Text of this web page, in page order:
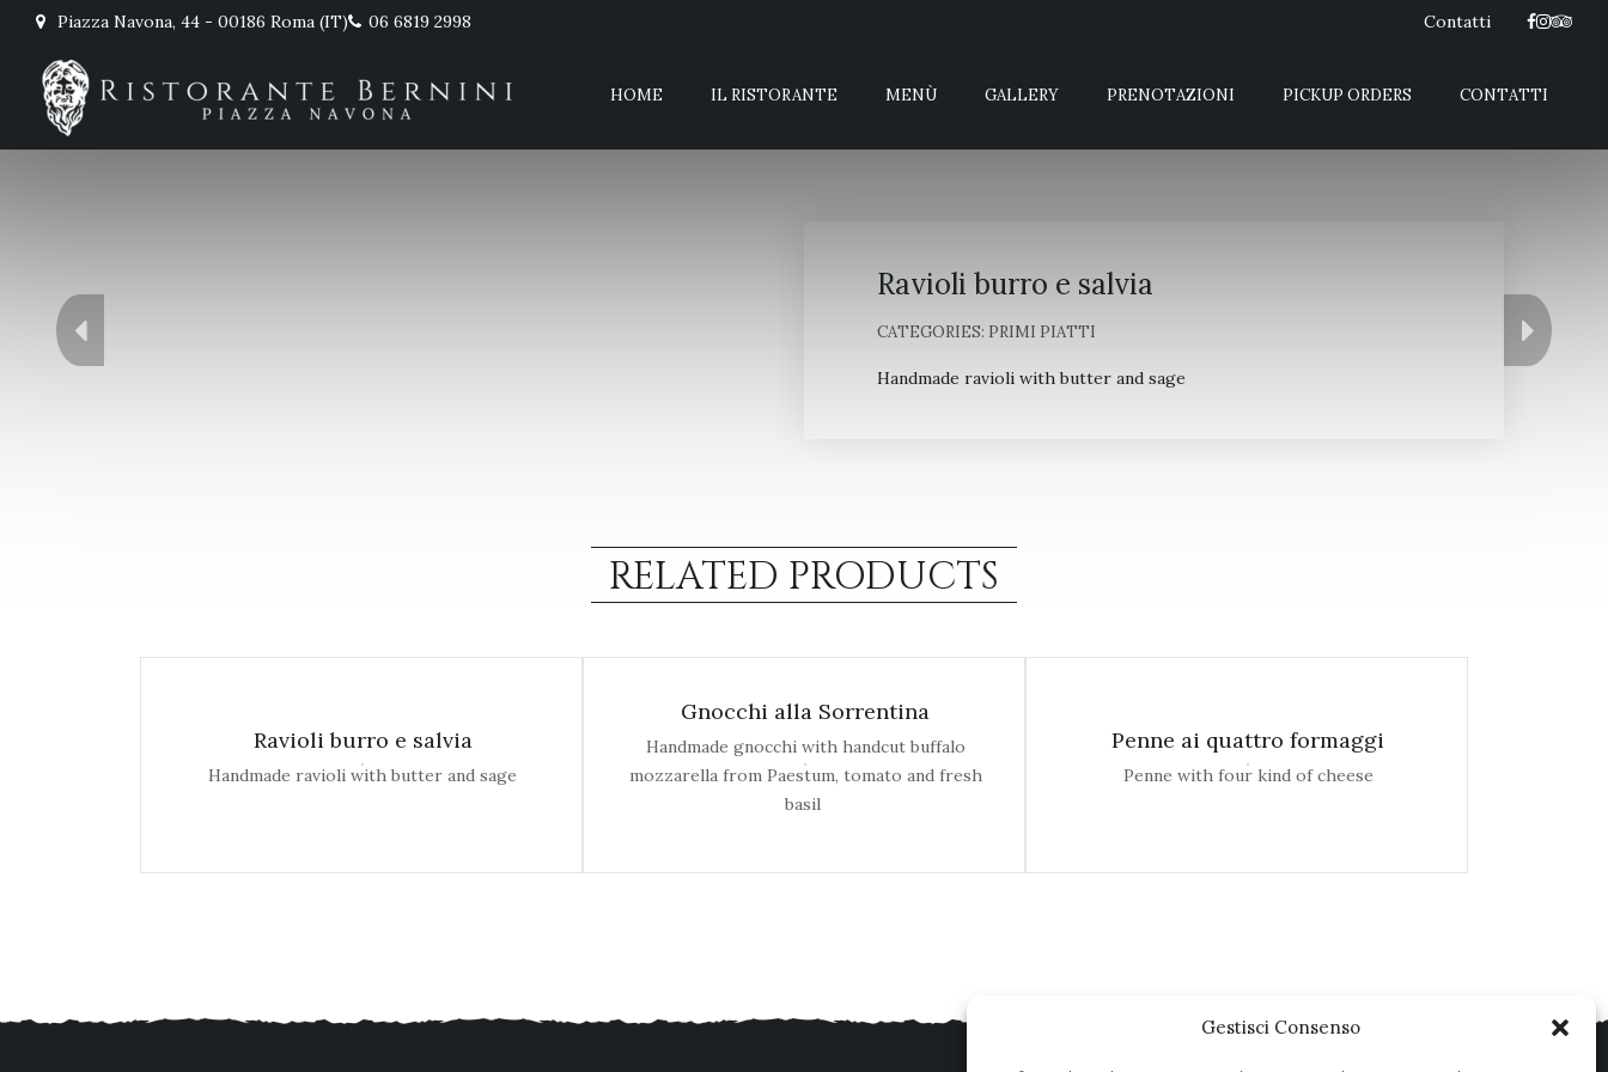
Gestisci Consenso
Piazza Navona, 44 - 00186 Roma (IT) 06 6819 2998 Contatti
HOME IL RISTORANTE MENÙ GALLERY PRENOTAZIONI PICKUP ORDERS CONTATTI
Ravioli burro e salvia
CATEGORIES: PRIMI PIATTI
Handmade ravioli with butter and sage
RELATED PRODUCTS
Ravioli burro e salvia
Handmade ravioli with butter and sage
Gnocchi alla Sorrentina
Handmade gnocchi with handcut buffalo
mozzarella from Paestum, tomato and fresh
basil
Penne ai quattro formaggi
Penne with four kind of cheese